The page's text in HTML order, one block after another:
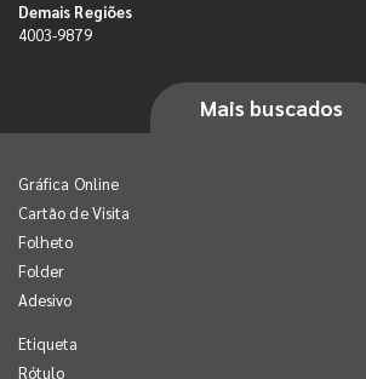
Demais Regiões
4003-9879
Mais buscados
Gráfica Online
Cartão de Visita
Folheto
Folder
Adesivo
Etiqueta
Rótulo